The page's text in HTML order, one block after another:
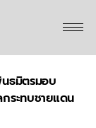
ธมิตรมอบ
ระทบชายแดน